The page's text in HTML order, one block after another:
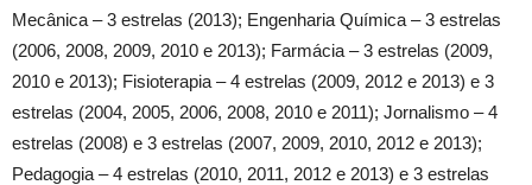
Mecânica – 3 estrelas (2013); Engenharia Química – 3 estrelas
(2006, 2008, 2009, 2010 e 2013); Farmácia – 3 estrelas (2009,
2010 e 2013); Fisioterapia – 4 estrelas (2009, 2012 e 2013) e 3
estrelas (2004, 2005, 2006, 2008, 2010 e 2011); Jornalismo – 4
estrelas (2008) e 3 estrelas (2007, 2009, 2010, 2012 e 2013);
Pedagogia – 4 estrelas (2010, 2011, 2012 e 2013) e 3 estrelas